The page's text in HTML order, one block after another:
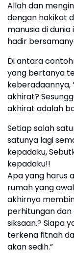
Allah dan
dengan hakikat
manusia di
hadir
Di antara
yang bertanya
keberadaannya,
akhirat?
akhirat adalah
Setiap salah
satunya lagi
kepadaku,
kepadaku!!
Apa yang harus
rumah yang
akhirnya
perhitungan
siksaan.? Siapa
terkena fitnah
akan sedih.”